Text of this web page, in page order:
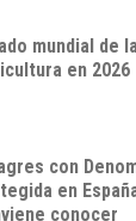
mundial de
en 2026
con
en
conocer